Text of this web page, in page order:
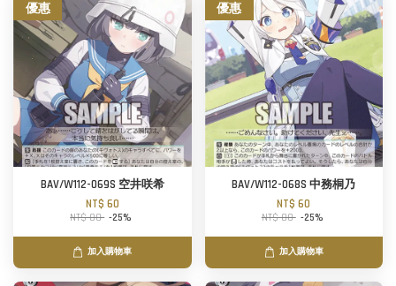
優惠
BAV/W112-069S 空井咲希
NT$ 60
NT$ 80 -25%
加入購物車
優惠
BAV/W112-068S 中務桐乃
NT$ 60
NT$ 80 -25%
加入購物車